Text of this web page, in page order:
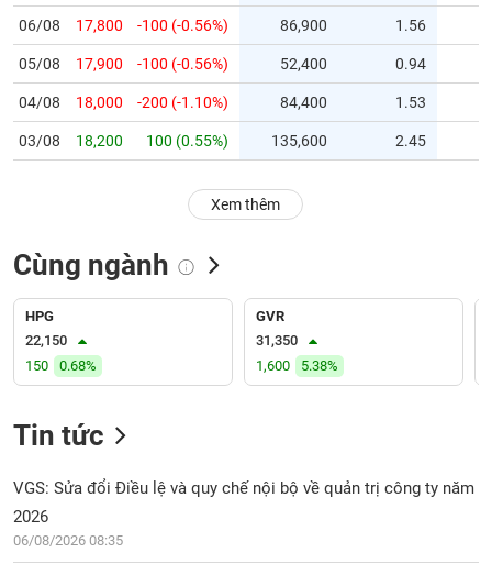
mới
Niêm
yết
bổ
Hủy
dõi
biệt
Không
được
Cổ
phiếu
06/08 17,800 -100 (-0.56%) 86,900 1.56
05/08 17,900 -100 (-0.56%) 52,400 0.94
04/08 18,000 -200 (-1.10%) 84,400 1.53
03/08 18,200 100 (0.55%) 135,600 2.45
Xem thêm
Cùng ngành
HPG
22,150
150
0.68%
GVR
31,350
1,600
5.38%
Tin tức
VGS: Sửa đổi Điều lệ và quy chế nội bộ về quản trị công ty năm
2026
06/08/2026 08:35
SINH
TRÁI
PHIẾU
CÔNG
ĐẦU
TƯ
DỮ
LIỆU
TIN
MỚI